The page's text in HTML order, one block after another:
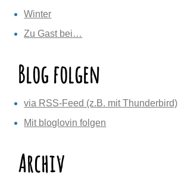
Winter
Zu Gast bei…
Blog folgen
via RSS-Feed (z.B. mit Thunderbird)
Mit bloglovin folgen
Archiv